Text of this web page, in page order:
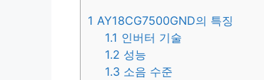
1 AY18CG7500GND의 특징
1.1 인버터 기술
1.2 성능
1.3 소음 수준